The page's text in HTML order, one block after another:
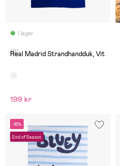
I lager
(0)
Real Madrid Strandhandduk, Vit
199 kr
-15%
End of Season